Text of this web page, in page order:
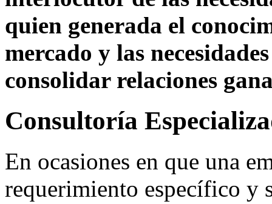
quien generada el
mercado y las
consolidar relaciones
Consultoría
En ocasiones en que una
requerimiento específico y